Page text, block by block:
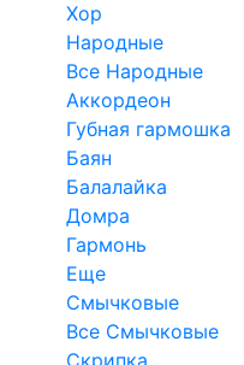
Хор
Народные
Все Народные
Аккордеон
Губная гармошка
Баян
Балалайка
Домра
Гармонь
Еще
Смычковые
Все Смычковые
Скрипка